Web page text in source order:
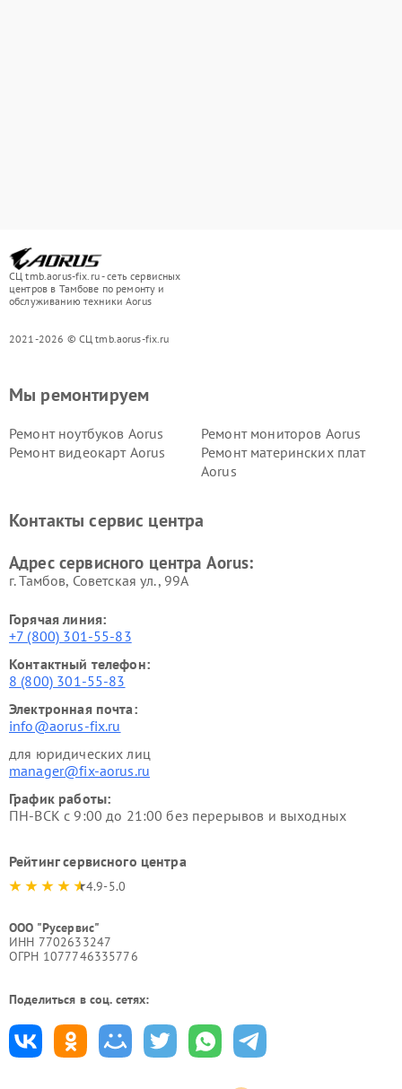
СЦ tmb.aorus-fix.ru - сеть сервисных
центров в Тамбове по ремонту и
обслуживанию техники Aorus
2021-2026 © СЦ tmb.aorus-fix.ru
Мы ремонтируем
Ремонт ноутбуков Aorus
Ремонт мониторов Aorus
Ремонт видеокарт Aorus
Ремонт материнских плат
Aorus
Контакты сервис центра
Адрес сервисного центра Aorus:
г. Тамбов, Советская ул., 99А
Горячая линия:
+7 (800) 301-55-83
Контактный телефон:
8 (800) 301-55-83
Электронная почта:
info@aorus-fix.ru
для юридических лиц
manager@fix-aorus.ru
График работы:
ПН-ВСК с 9:00 до 21:00 без перерывов и выходных
Рейтинг сервисного центра
4.9-5.0
ООО "Русервис"
ИНН 7702633247
ОГРН 1077746335776
Поделиться в соц. сетях: